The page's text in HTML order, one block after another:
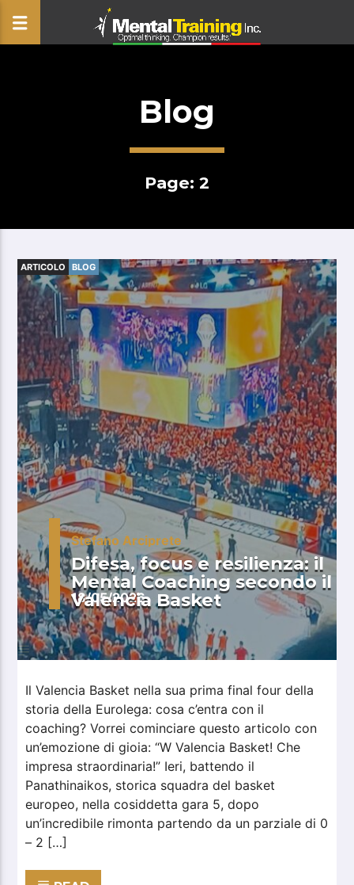
Blog
Page: 2
ARTICOLO BLOG
Stefano Arciprete
18/05/2026
Difesa, focus e resilienza: il
Mental Coaching secondo il
Valencia Basket
Il Valencia Basket nella sua prima final four della
storia della Eurolega: cosa c’entra con il
coaching? Vorrei cominciare questo articolo con
un’emozione di gioia: “W Valencia Basket! Che
impresa straordinaria!” Ieri, battendo il
Panathinaikos, storica squadra del basket
europeo, nella cosiddetta gara 5, dopo
un’incredibile rimonta partendo da un parziale di 0
– 2 […]